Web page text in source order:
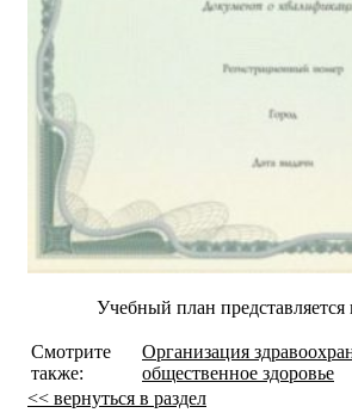
Учебный план представляется
Смотрите
также:
Организация
общественное здоровье
<< вернуться в раздел